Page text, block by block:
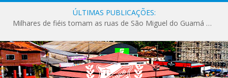
ÚLTIMAS PUBLICAÇÕES:
Milhares de fiéis tomam as ruas de São Miguel do Guamá em uma grande celebração de fé na Marcha para Jesus 2026.